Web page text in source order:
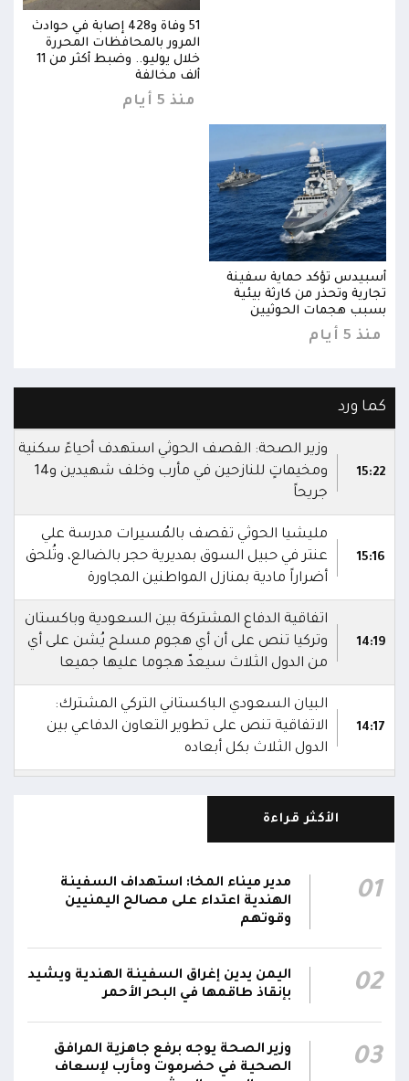
51 وفاة و428 إصابة في حوادث
المرور بالمحافظات المحررة
خلال يوليو.. وضبط أكثر من 11
ألف مخالفة
منذ 5 أيام
أسبيدس تؤكد حماية سفينة
تجارية وتحذر من كارثة بيئية
بسبب هجمات الحوثيين
منذ 5 أيام
كما ورد
15:22
وزير الصحة: القصف الحوثي استهدف أحياءً سكنية
ومخيماتٍ للنازحين في مأرب وخلف شهيدين و14
جريحاً
15:16
مليشيا الحوثي تقصف بالمُسيرات مدرسة علي
عنتر في حبيل السوق بمديرية حجر بالضالع، وتُلحق
أضراراً مادية بمنازل المواطنين المجاورة
14:19
اتفاقية الدفاع المشتركة بين السعودية وباكستان
وتركيا تنص على أن أي هجوم مسلح يُشن على أي
من الدول الثلاث سيعدّ هجوما عليها جميعا
14:17
البيان السعودي الباكستاني التركي المشترك:
الاتفاقية تنص على تطوير التعاون الدفاعي بين
الدول الثلاث بكل أبعاده
مشترك
بمُسيرة حوثية استهدف مواقع عسكرية لقوات
دفاع شبوة في حريب جنوبي مأرب
12:02
11:57
صاروخ حوثي يستهدف مخيماً للنازحين في مأرب
ويصيب عدداً منهم.. وصاروخ آخر يطول تجمعات
سكنية
الأكثر قراءة
01
مدير ميناء المخا: استهداف السفينة
الهندية اعتداء على مصالح اليمنيين
وقوتهم
02
اليمن يدين إغراق السفينة الهندية ويشيد
بإنقاذ طاقمها في البحر الأحمر
03
وزير الصحة يوجه برفع جاهزية المرافق
الصحية في حضرموت ومأرب لإسعاف